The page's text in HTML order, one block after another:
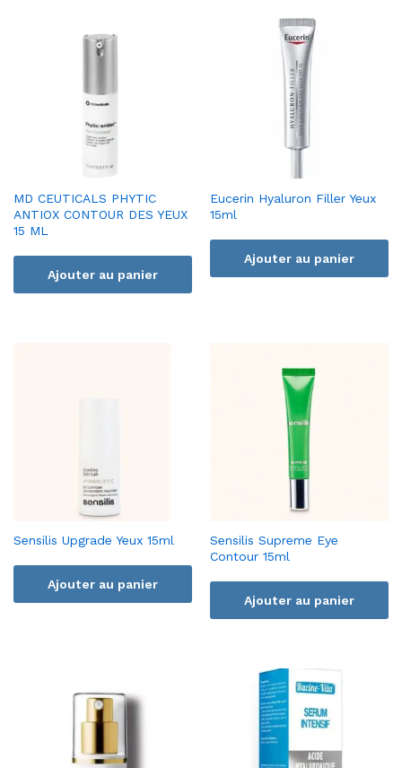
MD CEUTICALS PHYTIC
ANTIOX CONTOUR DES YEUX
15 ML
Ajouter au panier
Eucerin Hyaluron Filler Yeux
15ml
Ajouter au panier
Sensilis Upgrade Yeux 15ml
Ajouter au panier
Sensilis Supreme Eye
Contour 15ml
Ajouter au panier